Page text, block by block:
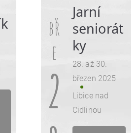
bř
e
2
Jarní
seniorát
ky
28. až 30.
březen 2025
Libice nad
Cidlinou